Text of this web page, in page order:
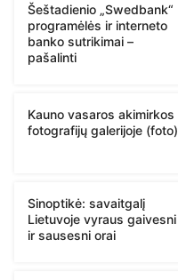
Šeštadienio „Swedbank“
programėlės ir interneto
banko sutrikimai –
pašalinti
Kauno vasaros akimirkos
fotografijų galerijoje (foto)
Sinoptikė: savaitgalį
Lietuvoje vyraus gaivesni
ir sausesni orai